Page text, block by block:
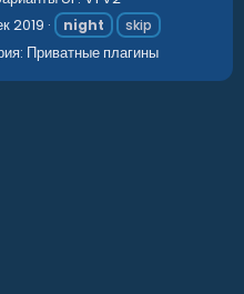
2019 night
skip
Приватные плагины